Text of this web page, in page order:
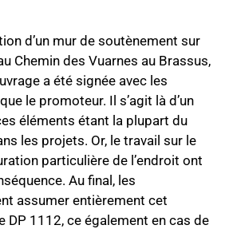
d’un mur de soutènement sur
Chemin des Vuarnes au Brassus,
a été signée avec les
le promoteur. Il s’agit là d’un
éléments étant la plupart du
les projets. Or, le travail sur le
particulière de l’endroit ont
Au final, les
assumer entièrement cet
DP 1112, ce également en cas de